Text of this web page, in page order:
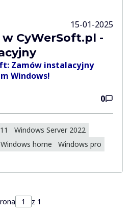
15-01-2025
w CyWerSoft.pl -
Zamów instalacyjny
Windows!
0
Windows Server 2022
Windows home
Windows pro
z 1